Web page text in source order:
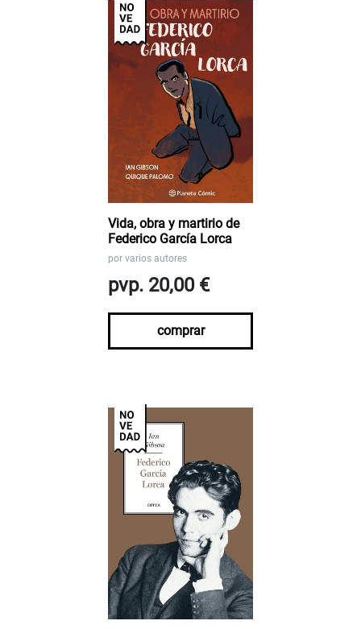
Vida, obra y martirio de
Federico García Lorca
por varios autores
pvp. 20,00 €
comprar